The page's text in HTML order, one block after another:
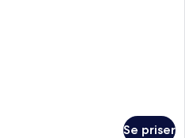
Se priser